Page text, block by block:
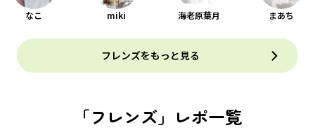
なこ miki 海老原葉月 まあち
フレンズをもっと見る
「フレンズ」レポ一覧